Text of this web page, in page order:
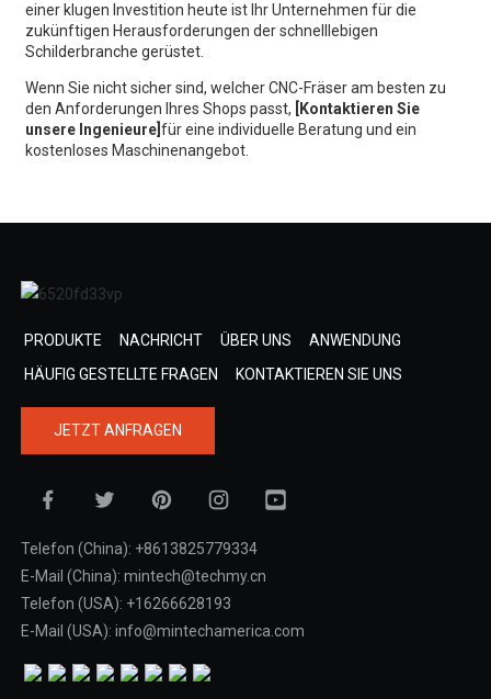
einer klugen Investition heute ist Ihr Unternehmen für die
zukünftigen Herausforderungen der schnelllebigen
Schilderbranche gerüstet.
Wenn Sie nicht sicher sind, welcher CNC-Fräser am besten zu
den Anforderungen Ihres Shops passt,
[Kontaktieren Sie
unsere Ingenieure] für eine individuelle Beratung und ein
kostenloses Maschinenangebot.
PRODUKTE NACHRICHT ÜBER UNS
ANWENDUNG
HÄUFIG GESTELLTE FRAGEN
KONTAKTIEREN SIE UNS
JETZT ANFRAGEN
Telefon (China): +8613825779334
E-Mail (China): mintech@techmy.cn
Telefon (USA): +16266628193
E-Mail (USA): info@mintechamerica.com